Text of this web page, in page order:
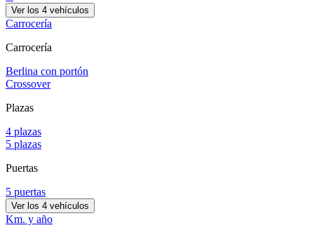
Ver los 4 vehículos
Carrocería
Carrocería
Berlina con portón
Crossover
Plazas
4 plazas
5 plazas
Puertas
5 puertas
Ver los 4 vehículos
Km. y año